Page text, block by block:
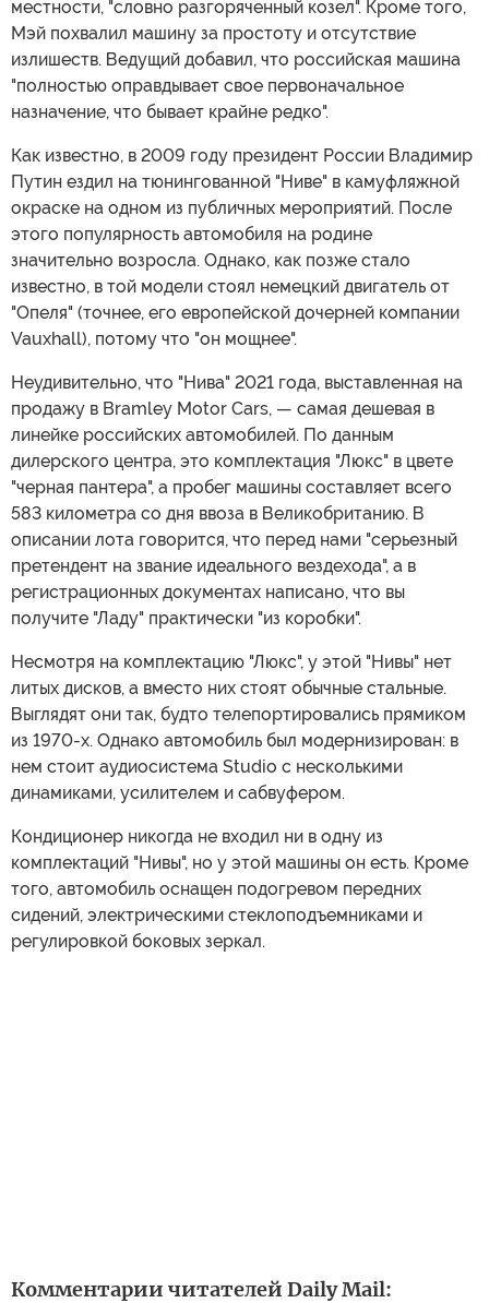
местности, "словно разгоряченный козел". Кроме того,
Мэй похвалил машину за простоту и отсутствие
излишеств. Ведущий добавил, что российская машина
"полностью оправдывает свое первоначальное
назначение, что бывает крайне редко".
Как известно, в 2009 году президент России Владимир
Путин ездил на тюнингованной "Ниве" в камуфляжной
окраске на одном из публичных мероприятий. После
этого популярность автомобиля на родине
значительно возросла. Однако, как позже стало
известно, в той модели стоял немецкий двигатель от
"Опеля" (точнее, его европейской дочерней компании
Vauxhall), потому что "он мощнее".
Неудивительно, что "Нива" 2021 года, выставленная на
продажу в Bramley Motor Cars, — самая дешевая в
линейке российских автомобилей. По данным
дилерского центра, это комплектация "Люкс" в цвете
"черная пантера", а пробег машины составляет всего
583 километра со дня ввоза в Великобританию. В
описании лота говорится, что перед нами "серьезный
претендент на звание идеального вездехода", а в
регистрационных документах написано, что вы
получите "Ладу" практически "из коробки".
Несмотря на комплектацию "Люкс", у этой "Нивы" нет
литых дисков, а вместо них стоят обычные стальные.
Выглядят они так, будто телепортировались прямиком
из 1970-х. Однако автомобиль был модернизирован: в
нем стоит аудиосистема Studio с несколькими
динамиками, усилителем и сабвуфером.
Кондиционер никогда не входил ни в одну из
комплектаций "Нивы", но у этой машины он есть. Кроме
того, автомобиль оснащен подогревом передних
сидений, электрическими стеклоподъемниками и
регулировкой боковых зеркал.
Комментарии читателей Daily Mail: